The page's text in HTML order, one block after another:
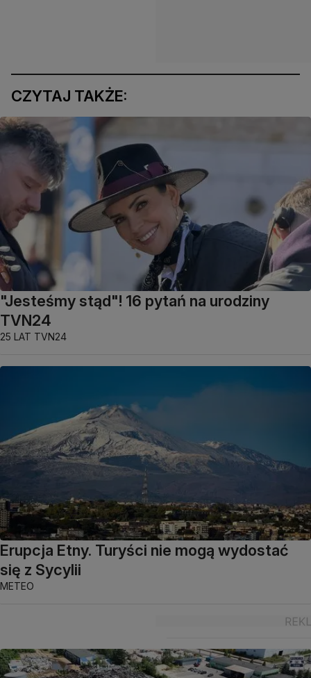
CZYTAJ TAKŻE:
"Jesteśmy stąd"! 16 pytań na urodziny
TVN24
25 LAT TVN24
Erupcja Etny. Turyści nie mogą wydostać
się z Sycylii
METEO